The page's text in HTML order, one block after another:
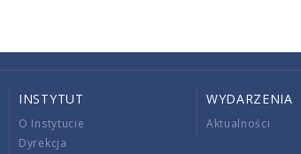
INSTYTUT
O Instytucie
Dyrekcja
WYDARZENIA
Aktualności